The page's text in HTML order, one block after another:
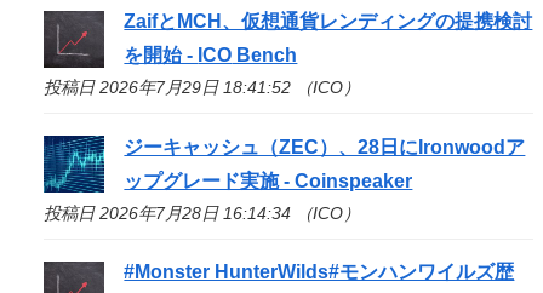
ZaifとMCH、仮想通貨レンディングの提携検討
を開始 - ICO Bench
投稿日 2026年7月29日 18:41:52 （ICO）
ジーキャッシュ（ZEC）、28日にIronwoodア
ップグレード実施 - Coinspeaker
投稿日 2026年7月28日 16:14:34 （ICO）
#Monster HunterWilds#モンハンワイルズ歴